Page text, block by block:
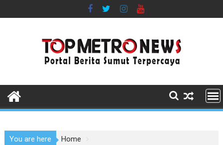
to
You are here
Home